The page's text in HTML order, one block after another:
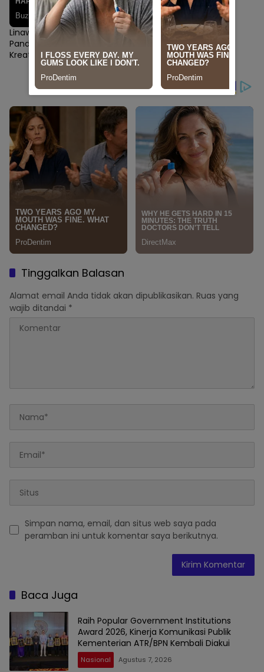
Linawati Sukijo: Saya Tidak
Pandai Berhitung, Tapi
Kreativitas Membawa Saya
ke Panggung Fashion Dunia
Tinggalkan Balasan
Alamat email Anda tidak akan dipublikasikan. Ruas yang
wajib ditandai *
Simpan nama, email, dan situs web saya pada
peramban ini untuk komentar saya berikutnya.
Baca Juga
Raih Popular Government Institutions
Award 2026, Kinerja Komunikasi Publik
Kementerian ATR/BPN Kembali Diakui
Nasional Agustus 7, 2026